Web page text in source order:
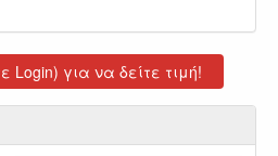
Login) για να δείτε τιμή!